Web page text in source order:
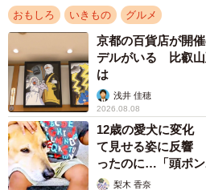
おもしろ いきもの グルメ
京都の百貨店が開
デルがいる 比叡山
は
浅井 佳穂
2026.08.08
12歳の愛犬に変化
て見せる姿に反響
ったのに…「頭ポン
「尊…」
梨木 香奈